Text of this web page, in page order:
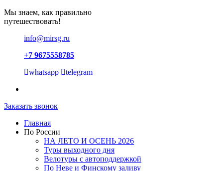
Мы знаем, как правильно
путешествовать!
info@mirsg.ru
+7 9675558785
whatsapp
telegram
Заказать звонок
Главная
По России
НА ЛЕТО И ОСЕНЬ 2026
Туры выходного дня
Велотуры с автоподдержкой
По Неве и Финскому заливу